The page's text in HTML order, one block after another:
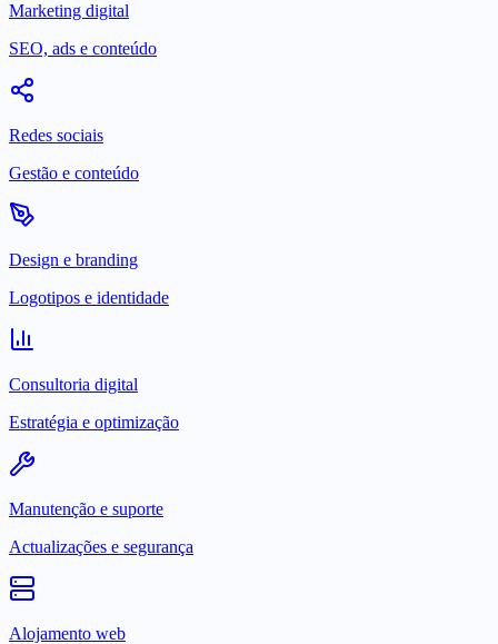
Marketing digital
SEO, ads e conteúdo
Redes sociais
Gestão e conteúdo
Design e branding
Logotipos e identidade
Consultoria digital
Estratégia e optimização
Manutenção e suporte
Actualizações e segurança
Alojamento web